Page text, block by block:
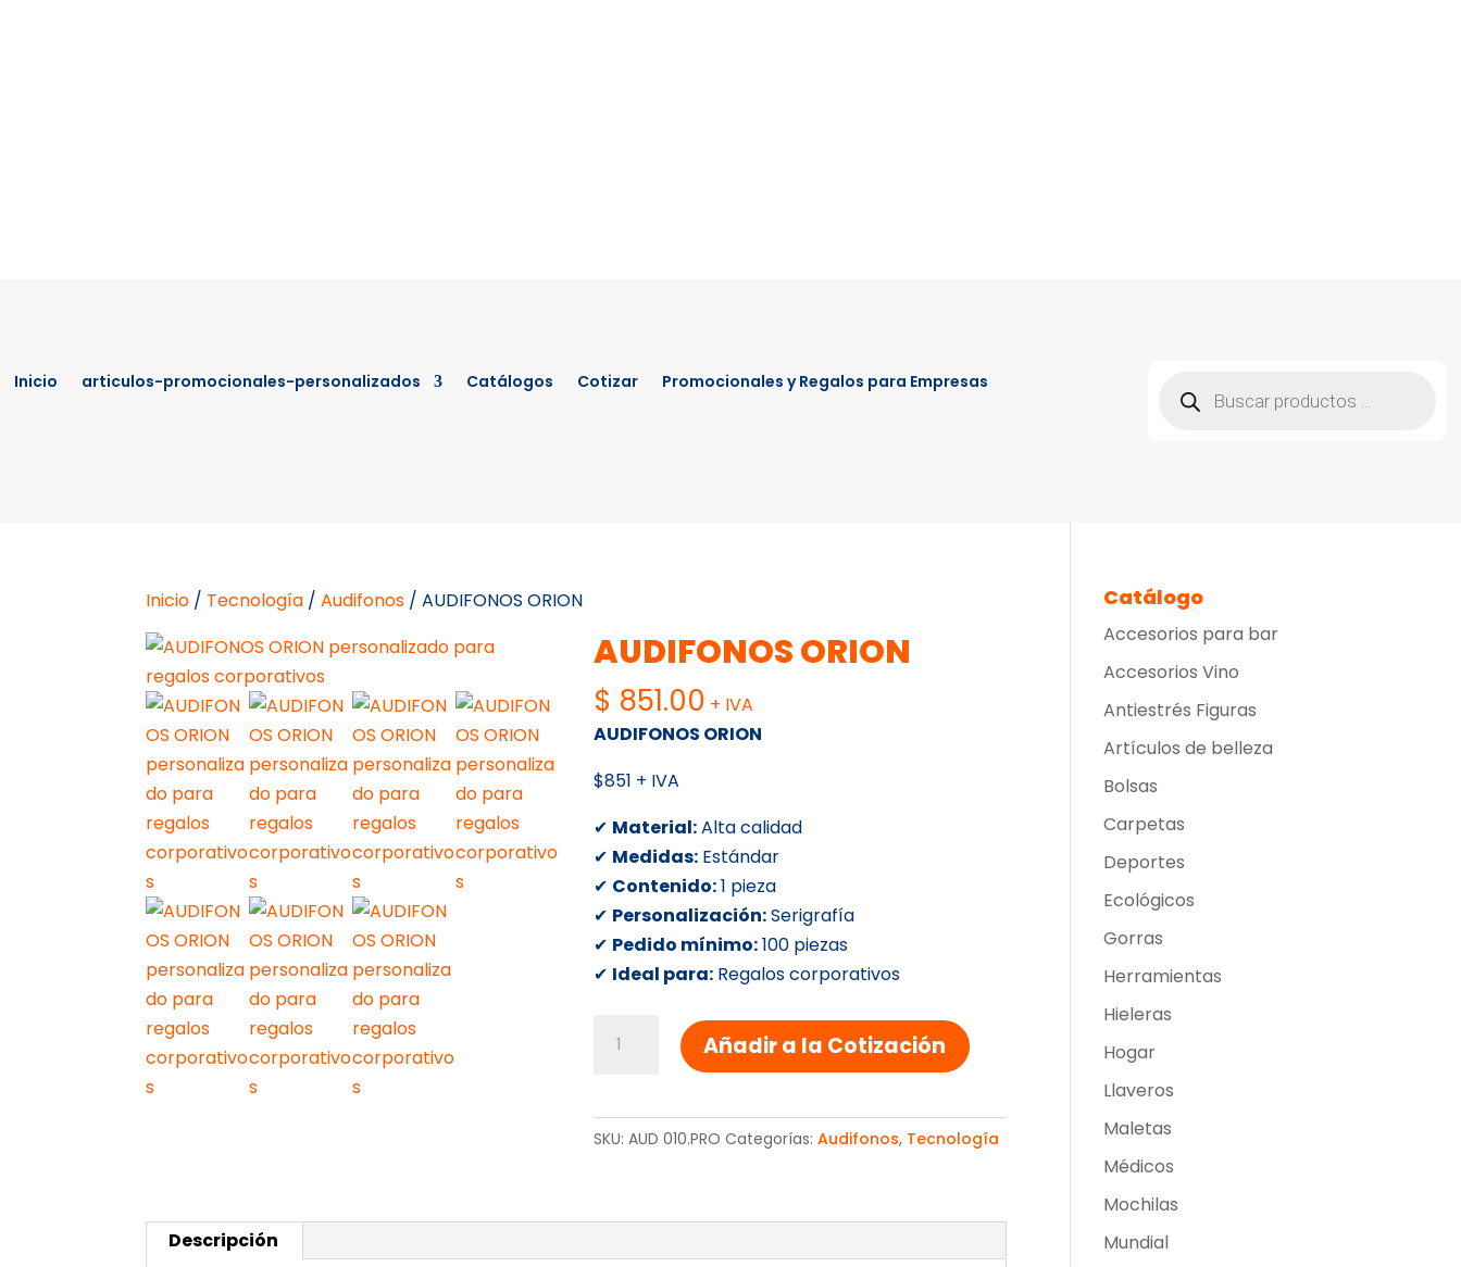
Inicio articulos-promocionales-personalizados Catálogos Cotizar Promocionales y Regalos para Empresas
productos
Inicio / Tecnología /Audifonos / AUDIFONOS ORION
AUDIFONOS ORION
$ 851.00 + IVA
AUDIFONOS ORION
$851 + IVA
✔ Material:Alta calidad
✔ Medidas: Estándar
✔ Contenido:1 pieza
✔ Personalización:Serigrafía
✔ Pedido mínimo:100 piezas
✔ Ideal para: Regalos corporativos
AUDIFONOS
ORION
Añadir a la Cotización
SKU:AUD 010.PRO Categorías:Audifonos, Tecnología
Descripción
Catálogo
Accesorios para bar
Accesorios Vino
Antiestrés Figuras
Artículos de belleza
Bolsas
Carpetas
Deportes
Ecológicos
Gorras
Herramientas
Hieleras
Hogar
Llaveros
Maletas
Médicos
Mochilas
Mundial